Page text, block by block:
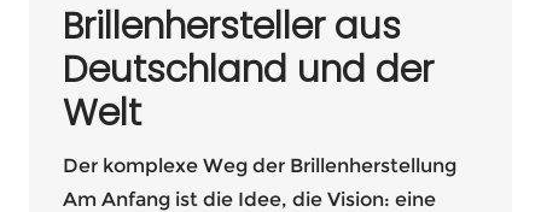
Brillenhersteller aus
Deutschland und der
Welt
Der komplexe Weg der Brillenherstellung
Am Anfang ist die Idee, die Vision: eine